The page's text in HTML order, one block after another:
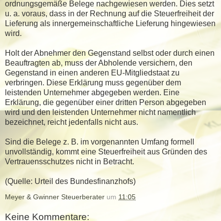
ordnungsgemäße Belege nachgewiesen werden. Dies setzt
u. a. voraus, dass in der Rechnung auf die Steuerfreiheit der
Lieferung als innergemeinschaftliche Lieferung hingewiesen
wird.
Holt der Abnehmer den Gegenstand selbst oder durch einen
Beauftragten ab, muss der Abholende versichern, den
Gegenstand in einen anderen EU-Mitgliedstaat zu
verbringen. Diese Erklärung muss gegenüber dem
leistenden Unternehmer abgegeben werden. Eine
Erklärung, die gegenüber einer dritten Person abgegeben
wird und den leistenden Unternehmer nicht namentlich
bezeichnet, reicht jedenfalls nicht aus.
Sind die Belege z. B. im vorgenannten Umfang formell
unvollständig, kommt eine Steuerfreiheit aus Gründen des
Vertrauensschutzes nicht in Betracht.
(Quelle: Urteil des Bundesfinanzhofs)
Meyer & Gwinner Steuerberater um 11:05
Keine Kommentare: